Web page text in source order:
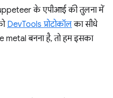
के एपीआई की तुलना में
DevTools प्रोटोकॉलका सीधे
बनना है, तो हम इसका